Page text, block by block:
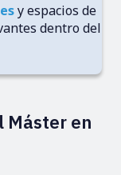
y espacios de
dentro del
Máster en